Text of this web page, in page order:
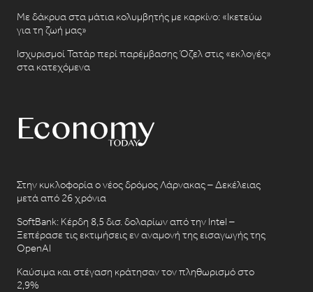
Με δάκρυα στα μάτια κολυμβητής με καρκίνο: «Ικετεύω
για τη ζωή μας»
Ισχυρισμοί Τατάρ περί παρέμβασης Όζελ στις «εκλογές»
στα κατεχόμενα
Στην κυκλοφορία ο νέος δρόμος Λάρνακας – Δεκέλειας
μετά από 26 χρόνια
SoftBank: Κέρδη 8,5 δισ. δολαρίων από την Intel –
Ξεπέρασε τις εκτιμήσεις εν αναμονή της εισαγωγής της
OpenAI
Καύσιμα και στέγαση κράτησαν τον πληθωρισμό στο
2,9%